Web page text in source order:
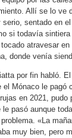
Allí se lo ve
serio, sentado en
si todavía
atravesar
donde venía
por fin habló.
el Mónaco le pagó
en 2021, pudo
le pasó aunque
«La
muy bien, pero